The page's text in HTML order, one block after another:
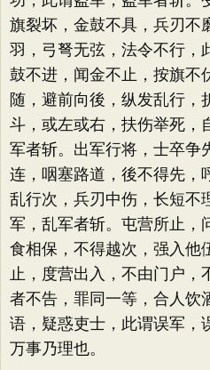
旗裂坏，金鼓不具，兵刃不
羽，弓弩无弦，法令不行，
鼓不进，闻金不止，按旗不
随，避前向後，纵发乱行，
斗，或左或右，扶伤举死，
军者斩。出军行将，士卒争
连，咽塞路道，後不得先，
乱行次，兵刃中伤，长短不
军，乱军者斩。屯营所止，
食相保，不得越次，强入他
止，度营出入，不由门户，
者不告，罪同一等，合人饮
语，疑惑吏士，此谓误军，
万事乃理也。